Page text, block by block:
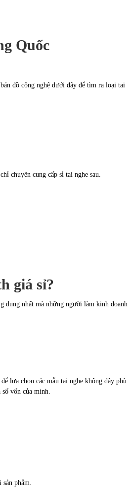
Quốc
đồ công nghệ dưới đây để tìm ra loại tai
chuyên cung cấp sỉ tai nghe sau.
giá sỉ?
dụng nhất mà những người làm kinh doanh
lựa chọn các mẫu tai nghe không dây phù
số vốn của mình.
sản phẩm.